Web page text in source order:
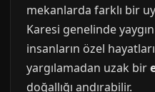
mekanlarda farklı bir
Karesi genelinde
insanların özel
yargılamadan uzak bir
doğallığı andırabilir.